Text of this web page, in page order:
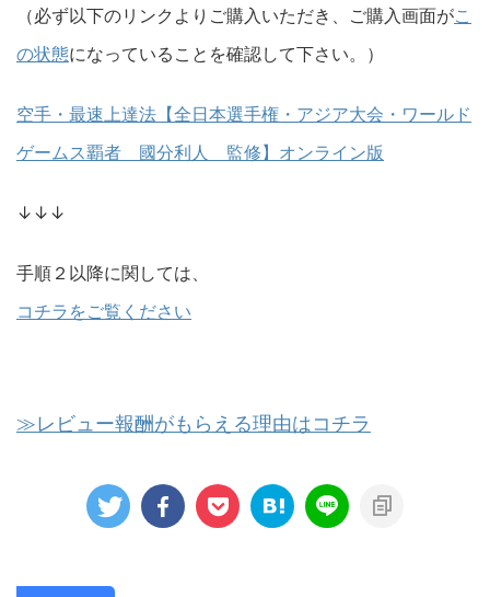
（必ず以下のリンクよりご購入いただき、ご購入画面がこ
の状態になっていることを確認して下さい。）
空手・最速上達法【全日本選手権・アジア大会・ワールド
ゲームス覇者 國分利人 監修】オンライン版
↓↓↓
手順２以降に関しては、
コチラをご覧ください
≫レビュー報酬がもらえる理由はコチラ